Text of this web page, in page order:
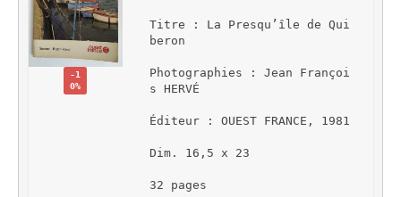
-1
0%
Titre : La Presqu’île de Qui
beron
Photographies : Jean Françoi
s HERVÉ
Éditeur : OUEST FRANCE, 1981
Dim. 16,5 x 23
32 pages